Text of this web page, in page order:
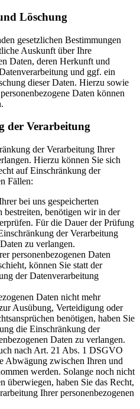
Löschung
gesetzlichen Bestimmungen
Auskunft über Ihre
Daten, deren Herkunft und
und ggf. ein
dieser Daten. Hierzu sowie
Daten können
der Verarbeitung
der Verarbeitung Ihrer
Hierzu können Sie sich
auf Einschränkung der
Fällen:
bei uns gespeicherten
bestreiten, benötigen wir in der
Für die Dauer der Prüfung
der Verarbeitung
zu verlangen.
personenbezogenen Daten
können Sie statt der
der Datenverarbeitung
Daten nicht mehr
Ausübung, Verteidigung oder
benötigen, haben Sie
die Einschränkung der
Daten zu verlangen.
nach Art. 21 Abs. 1 DSGVO
Abwägung zwischen Ihren und
werden. Solange noch nicht
überwiegen, haben Sie das Recht,
Ihrer personenbezogenen